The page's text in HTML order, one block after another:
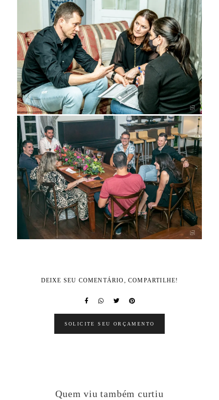
DEIXE SEU COMENTÁRIO, COMPARTILHE!
SOLICITE SEU ORÇAMENTO
Quem viu também curtiu